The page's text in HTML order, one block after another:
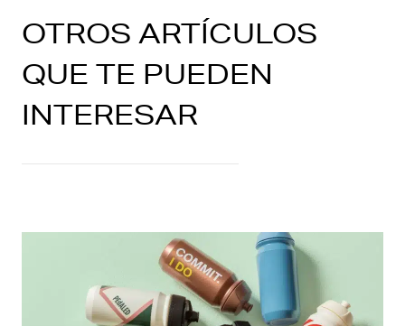
OTROS ARTÍCULOS
QUE TE PUEDEN
INTERESAR